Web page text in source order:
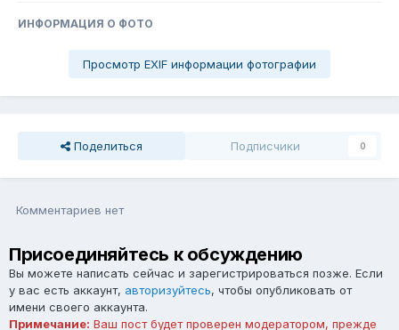
ИНФОРМАЦИЯ О ФОТО
Просмотр EXIF информации фотографии
Поделиться Подписчики 0
Комментариев нет
Присоединяйтесь к обсуждению
Вы можете написать сейчас и зарегистрироваться позже. Если
у вас есть аккаунт, авторизуйтесь, чтобы опубликовать от
имени своего аккаунта.
Примечание: Ваш пост будет проверен модератором, прежде